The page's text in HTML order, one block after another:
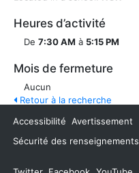
Heures d’activité
De 7:30 AM à 5:15 PM
Mois de fermeture
Aucun
Retour à la recherche
Accessibilité Avertissement
Sécurité des renseignements